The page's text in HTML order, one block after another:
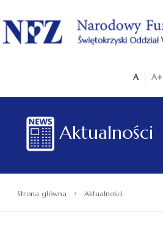
.
A A+
Aktualności
Strona główna › Aktualności